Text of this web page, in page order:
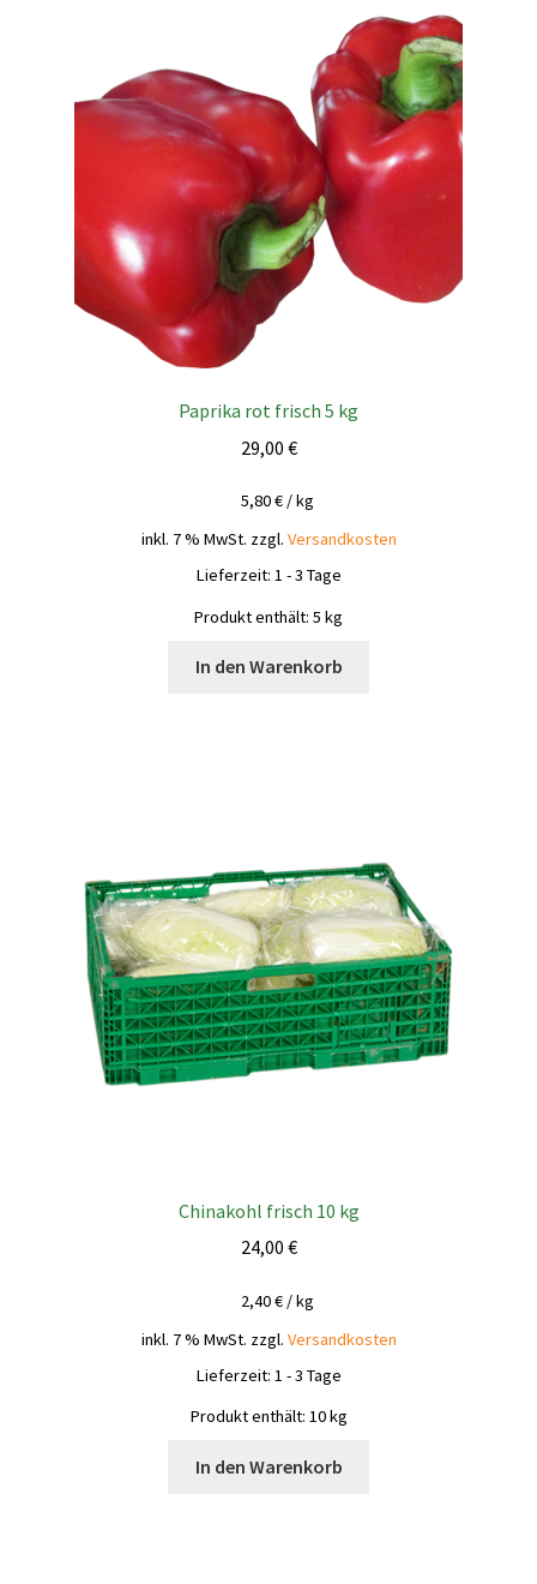
Paprika rot frisch 5 kg
29,00 €
5,80€/kg
inkl. 7 % MwSt. zzgl. Versandkosten
Lieferzeit: 1 - 3 Tage
Produkt enthält: 5 kg
In den Warenkorb
Chinakohl frisch 10 kg
24,00 €
2,40€/kg
inkl. 7 % MwSt. zzgl. Versandkosten
Lieferzeit: 1 - 3 Tage
Produkt enthält: 10kg
In den Warenkorb